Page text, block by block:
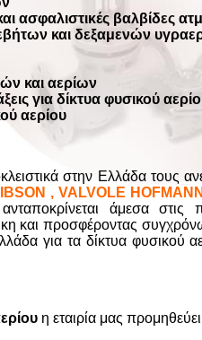
ασφαλιστικές βαλβίδες
και δεξαμενών
και αερίων
για δίκτυα φυσικού
αερίου
στην Ελλάδα τους
, VALVOLE
άμεσα
και προσφέροντας
για τα δίκτυα φυσικού
η εταιρία μας